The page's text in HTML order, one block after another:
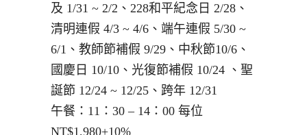
及 1/31 ~ 2/2、228和平紀念日 2/28、
清明連假 4/3 ~ 4/6、端午連假 5/30 ~
6/1、教師節補假 9/29、中秋節10/6、
國慶日 10/10、光復節補假 10/24 、聖
誕節 12/24 ~ 12/25、跨年 12/31
午餐：11：30 – 14：00 每位
NT$1,980+10%